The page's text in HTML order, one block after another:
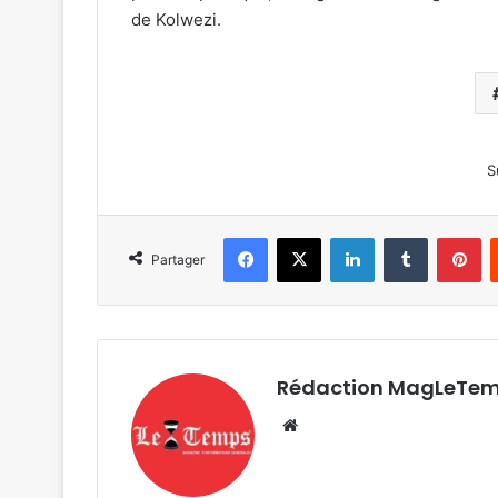
de Kolwezi.
Partager
Facebook
X LinkedinTumblr
Rédaction